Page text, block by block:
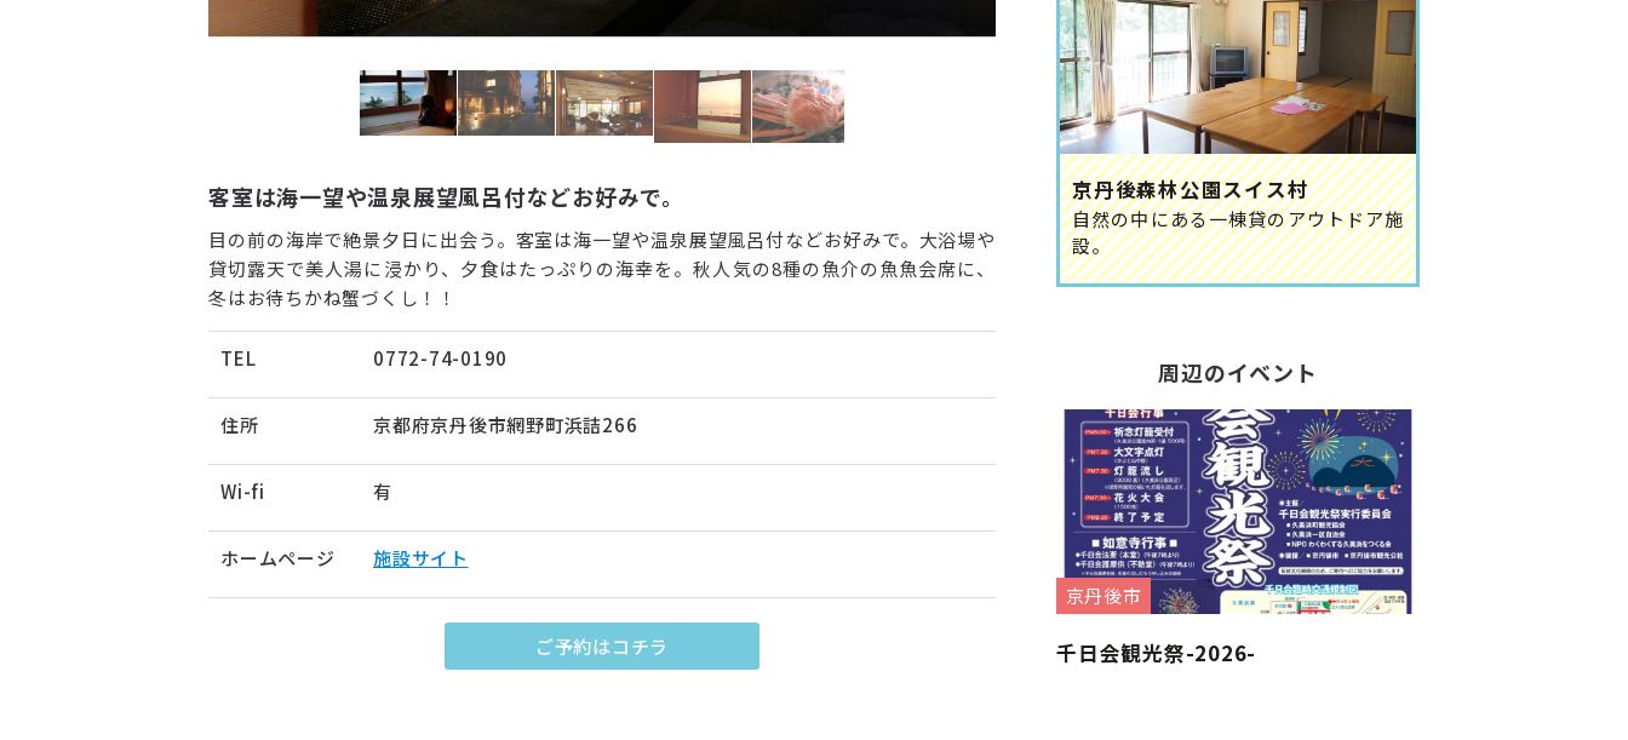
客室は海一望や温泉展望風呂付などお好みで。
目の前の海岸で絶景夕日に出会う。客室は海一望や温泉展望風呂付などお好みで。大浴場や
貸切露天で美人湯に浸かり、夕食はたっぷりの海幸を。秋人気の8種の魚介の魚魚会席に、
冬はお待ちかね蟹づくし！！
TEL 0772-74-0190
住所 京都府京丹後市網野町浜詰266
Wi-fi 有
ホームページ 施設サイト
ご予約はコチラ
京丹後森林公園スイス村
自然の中にある一棟貸のアウトドア施
設。
周辺のイベント
京丹後市
千日会観光祭-2026-